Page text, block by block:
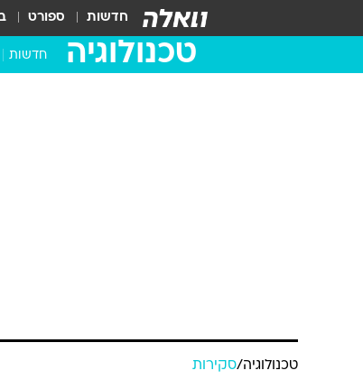
חדשות ספורט
טכנולוגיה חדשות
טכנולוגיה/סקירות